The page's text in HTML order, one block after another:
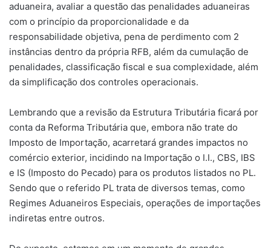
aduaneira, avaliar a questão das penalidades aduaneiras
com o princípio da proporcionalidade e da
responsabilidade objetiva, pena de perdimento com 2
instâncias dentro da própria RFB, além da cumulação de
penalidades, classificação fiscal e sua complexidade, além
da simplificação dos controles operacionais.
Lembrando que a revisão da Estrutura Tributária ficará por
conta da Reforma Tributária que, embora não trate do
Imposto de Importação, acarretará grandes impactos no
comércio exterior, incidindo na Importação o I.I., CBS, IBS
e IS (Imposto do Pecado) para os produtos listados no PL.
Sendo que o referido PL trata de diversos temas, como
Regimes Aduaneiros Especiais, operações de importações
indiretas entre outros.